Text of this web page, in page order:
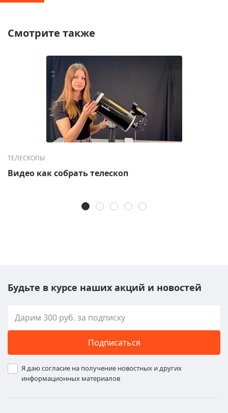
Смотрите также
ТЕЛЕСКОПЫ
Видео как собрать телескоп
Будьте в курсе наших акций и новостей
Подписаться
Я даю согласие на получение новостных и других
информационных материалов